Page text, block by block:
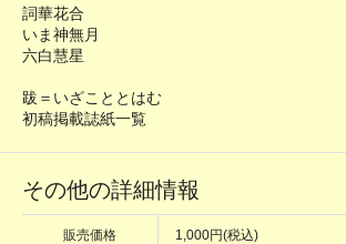
詞華花合
いま神無月
六白慧星
跋＝いざこととはむ
初稿掲載誌紙一覧
その他の詳細情報
販売価格 1,000円(税込)